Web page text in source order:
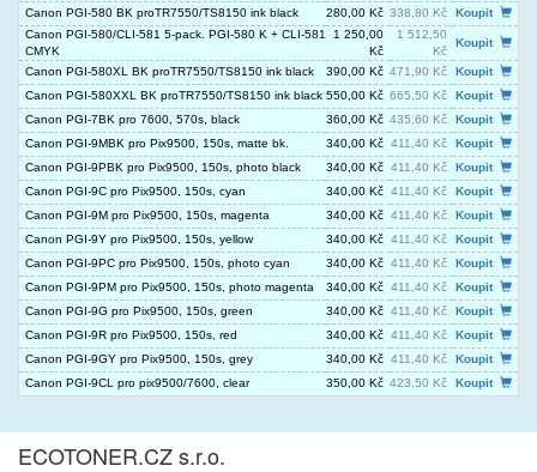
Canon PGI-580 BK proTR7550/TS8150 ink black 280,00 Kč 338,80 Kč
Koupit
Canon PGI-580/CLI-581 5-pack. PGI-580 K + CLI-581
CMYK
1 250,00
Kč
1 512,50
Kč
Koupit
Canon PGI-580XL BK proTR7550/TS8150 ink black 390,00 Kč 471,90 Kč
Koupit
Canon PGI-580XXL BK proTR7550/TS8150 ink black 550,00 Kč 665,50 Kč
Koupit
Canon PGI-7BK pro 7600, 570s, black
360,00 Kč 435,60 Kč
Koupit
Canon PGI-9MBK pro Pix9500, 150s, matte bk.
340,00 Kč 411,40 Kč
Koupit
Canon PGI-9PBK pro Pix9500, 150s, photo black
340,00 Kč 411,40 Kč
Koupit
Canon PGI-9C pro Pix9500, 150s, cyan
340,00 Kč 411,40 Kč
Koupit
Canon PGI-9M pro Pix9500, 150s, magenta
340,00 Kč 411,40 Kč
Koupit
Canon PGI-9Y pro Pix9500, 150s, yellow
340,00 Kč 411,40 Kč
Koupit
Canon PGI-9PC pro Pix9500, 150s, photo cyan
340,00 Kč 411,40 Kč
Koupit
Canon PGI-9PM pro Pix9500, 150s, photo magenta
340,00 Kč 411,40 Kč
Koupit
Canon PGI-9G pro Pix9500, 150s, green
340,00 Kč 411,40 Kč
Koupit
Canon PGI-9R pro Pix9500, 150s, red
340,00 Kč 411,40 Kč
Koupit
Canon PGI-9GY pro Pix9500, 150s, grey
340,00 Kč 411,40 Kč
Koupit
Canon PGI-9CL pro pix9500/7600, clear
350,00 Kč 423,50 Kč Koupit
ECOTONER.CZ s.r.o.